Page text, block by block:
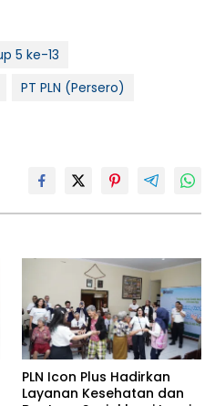
5 ke-13
PT PLN (Persero)
PLN Icon Plus Hadirkan
Layanan Kesehatan dan